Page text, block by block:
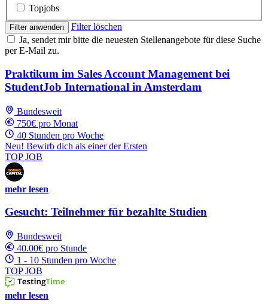
Topjobs
Filter anwenden
Filter löschen
Ja, sendet mir bitte die neuesten Stellenangebote für diese Suche
per E-Mail zu.
Praktikum im Sales Account Management bei
StudentJob International in Amsterdam
Bundesweit
750€ pro Monat
40 Stunden pro Woche
Neu! Bewirb dich als einer der Ersten
TOP JOB
mehr lesen
Gesucht: Teilnehmer für bezahlte Studien
Bundesweit
40.00€ pro Stunde
1 - 10 Stunden pro Woche
TOP JOB
mehr lesen